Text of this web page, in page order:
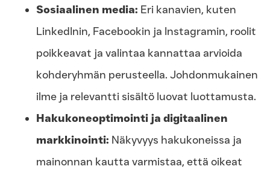
Sosiaalinen media: Eri kanavien, kuten
LinkedInin, Facebookin ja Instagramin, roolit
poikkeavat ja valintaa kannattaa arvioida
kohderyhmän perusteella. Johdonmukainen
ilme ja relevantti sisältö luovat luottamusta.
Hakukoneoptimointi ja digitaalinen
markkinointi: Näkyvyys hakukoneissa ja
mainonnan kautta varmistaa, että oikeat